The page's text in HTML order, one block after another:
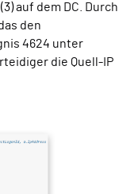
auf dem DC. Durch
den
4624 unter
die Quell-IP